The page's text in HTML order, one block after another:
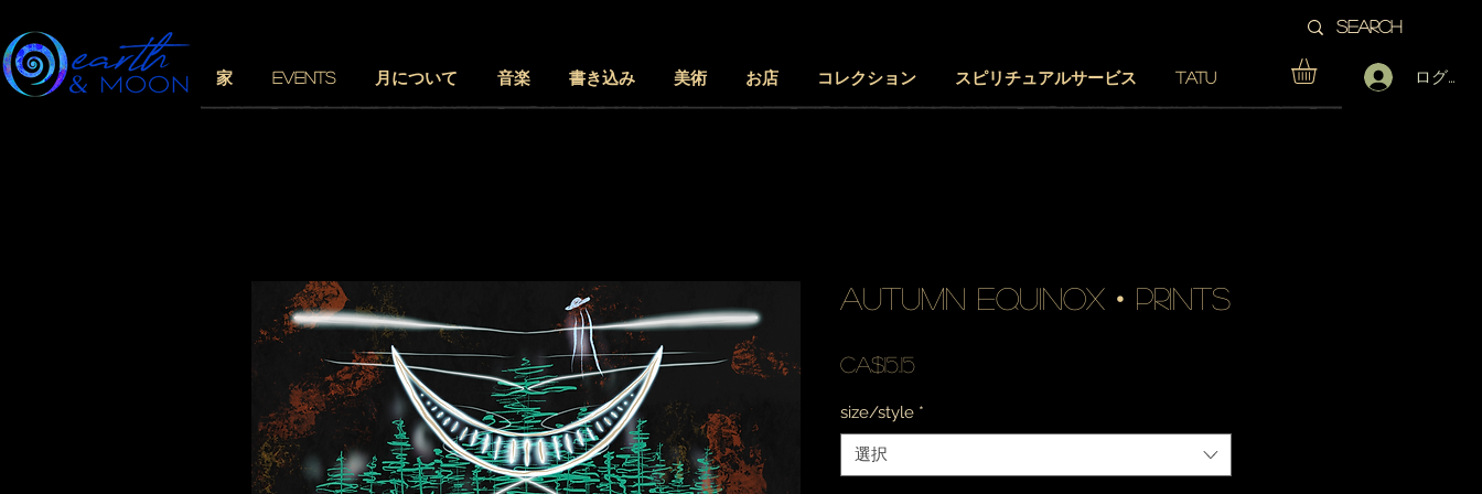
家 EVENTS 月について 音楽 書き込み 美術 お店 コレクション スピリチュアルサービス TATU ログイン
autumn equinox • prints
CA$15.15価
size/style *
選択